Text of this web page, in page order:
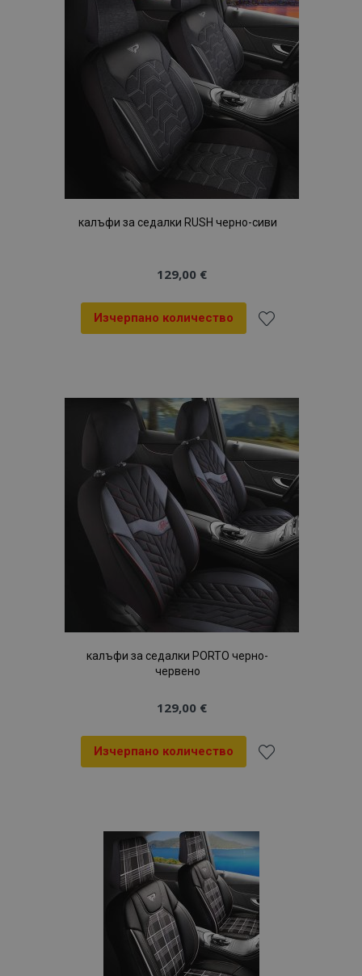
с
желани
продукти
калъфи за седалки RUSH черно-сиви
129,00 €
Изчерпано количество
Списък
с
желани
продукти
калъфи за седалки PORTO черно-
червено
129,00 €
Изчерпано количество
Списък
желани
продукти